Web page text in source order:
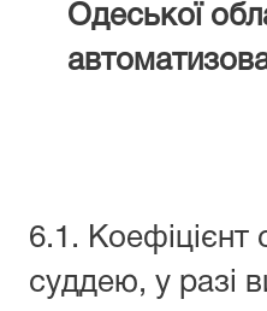
Одеської
6.1. Коефіцієнт
суддею, у разі